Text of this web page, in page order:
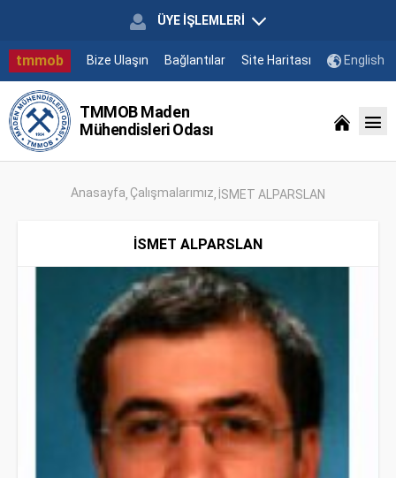
ÜYE İŞLEMLERİ
tmmob Bize Ulaşın Bağlantılar Site Haritası English
TMMOB Maden
Mühendisleri Odası
Anasayfa Çalışmalarımız İSMET ALPARSLAN
İSMET ALPARSLAN